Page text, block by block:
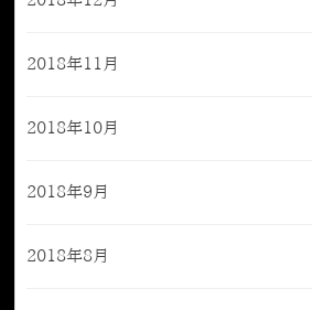
2018年11月
2018年10月
2018年9月
2018年8月